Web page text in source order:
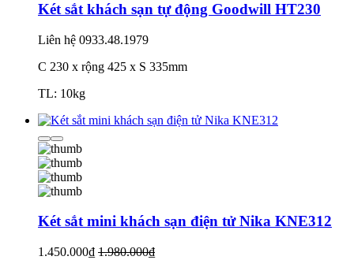
Két sắt khách sạn tự động Goodwill HT230
Liên hệ 0933.48.1979
C 230 x rộng 425 x S 335mm
TL: 10kg
Két sắt mini khách sạn điện tử Nika KNE312
1.450.000₫ 1.980.000₫